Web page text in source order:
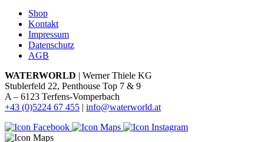
Shop
Kontakt
Impressum
Datenschutz
AGB
WATERWORLD | Werner Thiele KG
Stublerfeld 22, Penthouse Top 7 & 9
A – 6123 Terfens-Vomperbach
+43 (0)5224 67 455 | info@waterworld.at